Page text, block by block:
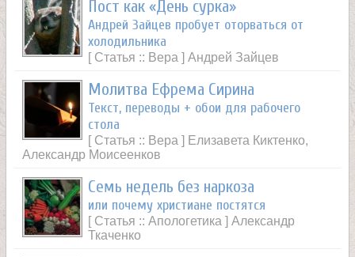
Пост как «День сурка»
Андрей Зайцев пробует оторваться от
холодильника
[ Статья :: Вера ] Андрей Зайцев
Молитва Ефрема Сирина
Текст, переводы + обои для рабочего
стола
[ Статья :: Вера ] Елизавета Киктенко,
Александр Моисеенков
Семь недель без наркоза
или почему христиане постятся
[ Статья :: Апологетика ] Александр
Ткаченко